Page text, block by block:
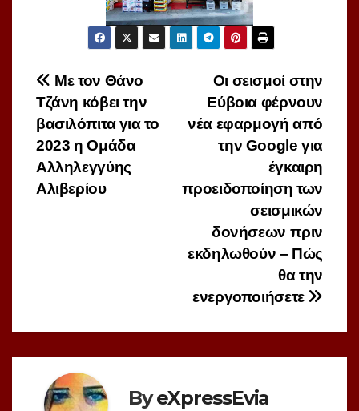
Πλοήγηση
άρθρων
Οι σεισμοί στην
Εύβοια φέρνουν
νέα εφαρμογή από
την Google για
έγκαιρη
προειδοποίηση των
σεισμικών
δονήσεων πριν
εκδηλωθούν – Πώς
θα την
ενεργοποιήσετε
Με τον Θάνο
Τζάνη κόβει την
βασιλόπιτα για το
2023 η Ομάδα
Αλληλεγγύης
Αλιβερίου
ByeXpressEvia